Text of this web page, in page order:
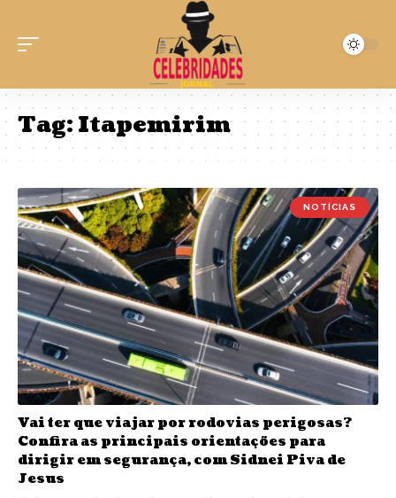
Tag:Itapemirim
NOTÍCIAS
Vai ter que viajar por rodovias perigosas?
Confira as principais orientações para
dirigir em segurança, com Sidnei Piva de
Jesus